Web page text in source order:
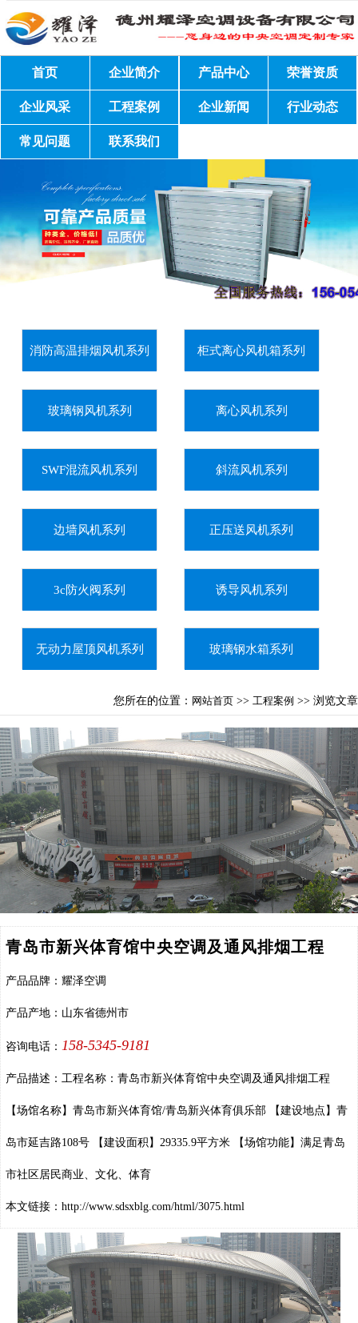
首页 企业简介 产品中心 荣誉资质
企业风采 工程案例 企业新闻 行业动态
常见问题 联系我们
消防高温排烟风机系列 柜式离心风机箱系列
玻璃钢风机系列 离心风机系列
SWF混流风机系列 斜流风机系列
边墙风机系列 正压送风机系列
3c防火阀系列 诱导风机系列
无动力屋顶风机系列 玻璃钢水箱系列
您所在的位置： 网站首页 >> 工程案例 >> 浏览文章
青岛市新兴体育馆中央空调及通风排烟工程
产品品牌：耀泽空调
产品产地：山东省德州市
咨询电话： 158-5345-9181
产品描述：工程名称：青岛市新兴体育馆中央空调及通风排烟工程
【场馆名称】青岛市新兴体育馆/青岛新兴体育俱乐部 【建设地点】青
岛市延吉路108号 【建设面积】29335.9平方米 【场馆功能】满足青岛
市社区居民商业、文化、体育
本文链接： http://www.sdsxblg.com/html/3075.html